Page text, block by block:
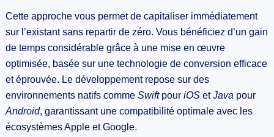
Cette approche vous permet de capitaliser immédiatement
sur l’existant sans repartir de zéro. Vous bénéficiez d’un gain
de temps considérable grâce à une mise en œuvre
optimisée, basée sur une technologie de conversion efficace
et éprouvée. Le développement repose sur des
environnements natifs comme Swiftpour iOSetJava pour
Android, garantissant une compatibilité optimale avec les
écosystèmes Apple et Google.